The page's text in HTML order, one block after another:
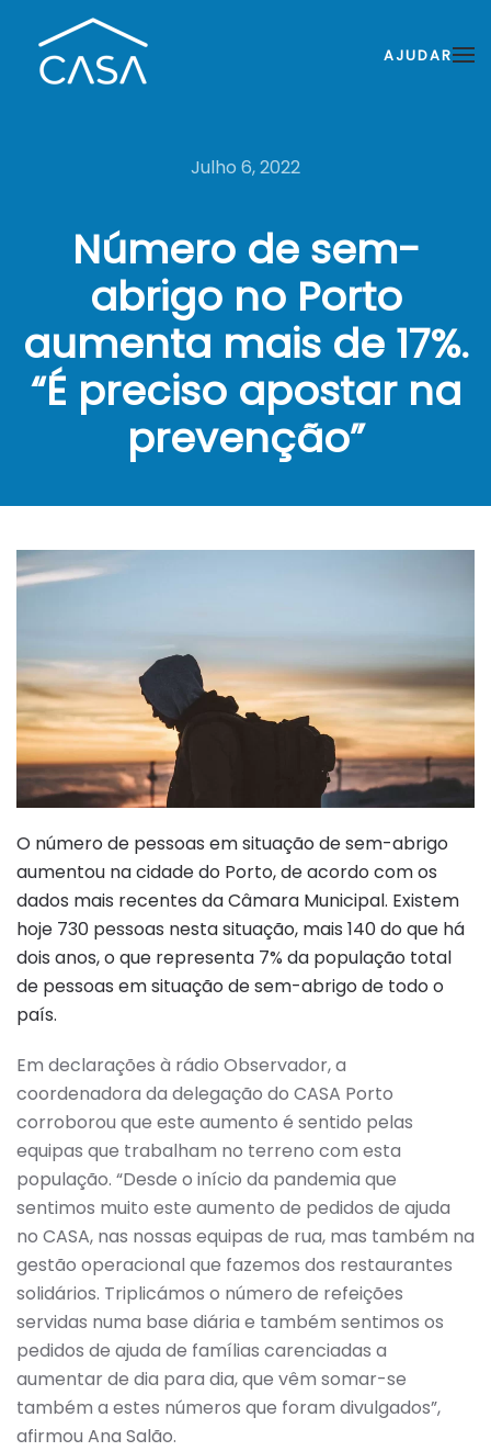
AJUDAR
Julho 6, 2022
Número de sem-
abrigo no Porto
aumenta mais de 17%.
“É preciso apostar na
prevenção”
O número de pessoas em situação de sem-abrigo
aumentou na cidade do Porto, de acordo com os
dados mais recentes da Câmara Municipal. Existem
hoje 730 pessoas nesta situação, mais 140 do que há
dois anos, o que representa 7% da população total
de pessoas em situação de sem-abrigo de todo o
país.
Em declarações à rádio Observador, a
coordenadora da delegação do CASA Porto
corroborou que este aumento é sentido pelas
equipas que trabalham no terreno com esta
população. “Desde o início da pandemia que
sentimos muito este aumento de pedidos de ajuda
no CASA, nas nossas equipas de rua, mas também na
gestão operacional que fazemos dos restaurantes
solidários. Triplicámos o número de refeições
servidas numa base diária e também sentimos os
pedidos de ajuda de famílias carenciadas a
aumentar de dia para dia, que vêm somar-se
também a estes números que foram divulgados”,
afirmou Ana Salão.